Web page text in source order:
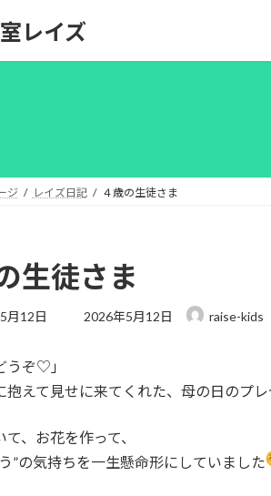
レイズ
ジ レイズ日記 ４歳の生徒さま
生徒さま
月12日
最
日
2026年5月12日 raise-kids
うぞ♡」
抱えて見せに来てくれた、母の日のプレ
、お花を作って、
”の気持ちを一生懸命形にしていました